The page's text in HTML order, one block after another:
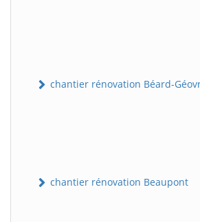
chantier rénovation Béard-
chantier rénovation Beaupont